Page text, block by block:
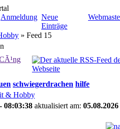
Anmeldung Neue
Einträge
» Feed 15
schwiegerdrachen hilfe
& Hobby
08:03:38 aktualisiert am: 05.08.2026